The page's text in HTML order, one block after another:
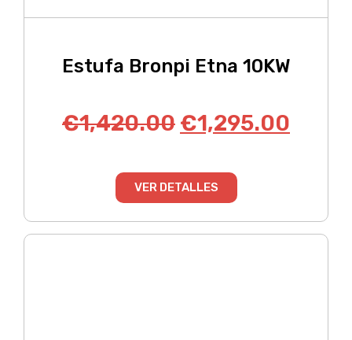
Estufa Bronpi Etna 10KW
€1,420.00 €1,295.00
VER DETALLES